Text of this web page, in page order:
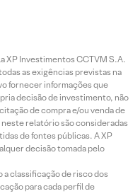
XP Investimentos CCTVM S.A.
as exigências previstas na
fornecer informações que
decisão de investimento, não
de compra e/ou venda de
relatório são consideradas
de fontes públicas. A XP
decisão tomada pelo
classificação de risco dos
para cada perfil de